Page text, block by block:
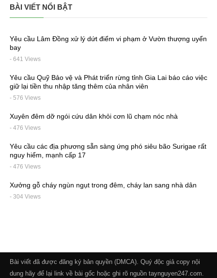
BÀI VIẾT NỔI BẬT
Yêu cầu Lâm Đồng xử lý dứt điểm vi phạm ở Vườn thượng uyển
bay
- 641 Views
Yêu cầu Quỹ Bảo vệ và Phát triển rừng tỉnh Gia Lai báo cáo việc
giữ lại tiền thu nhập tăng thêm của nhân viên
- 576 Views
Xuyên đêm dỡ ngói cứu dân khỏi cơn lũ chạm nóc nhà
- 476 Views
Yêu cầu các địa phương sẵn sàng ứng phó siêu bão Surigae rất
nguy hiểm, mạnh cấp 17
- 476 Views
Xưởng gỗ cháy ngùn ngụt trong đêm, cháy lan sang nhà dân
- 304 Views
Bài viết đã được đăng ký bản quyền (DMCA). Quý độc giả copy nội
dung hãy để lại link về bài gốc hoặc ghi rõ nguồn taynguyen247.com.